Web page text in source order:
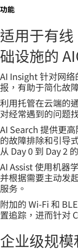
功能
适用于有线
础设施的
AI Insight 针对网
报，有助于简化故
利用托管在云端的
对经常遇到的问题
AI Search 提供更
的故障排除和引导
从 Day 0 到 Day 2
AI Assist 使用机器
并根据需要主动发
服务。
附加的 Wi-Fi 和
置追踪，进而针对
企业级规